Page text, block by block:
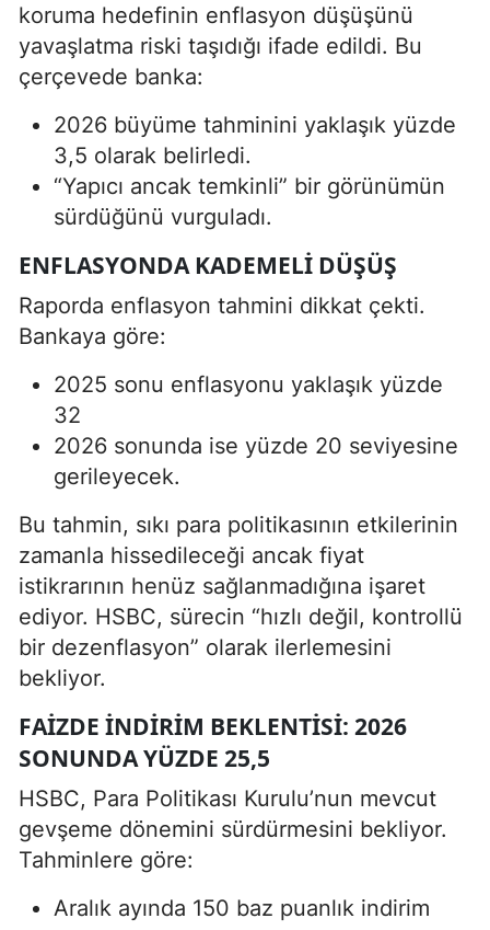
koruma hedefinin enflasyon düşüşünü
yavaşlatma riski taşıdığı ifade edildi. Bu
çerçevede banka:
2026 büyüme tahminini yaklaşık yüzde
3,5 olarak belirledi.
“Yapıcı ancak temkinli” bir görünümün
sürdüğünü vurguladı.
ENFLASYONDA KADEMELI DÜŞÜŞ
Raporda enflasyon tahmini dikkat çekti.
Bankaya göre:
2025 sonu enflasyonu yaklaşık yüzde
32
2026 sonunda ise yüzde 20 seviyesine
gerileyecek.
Bu tahmin, sıkı para politikasının etkilerinin
zamanla hissedileceği ancak fiyat
istikrarının henüz sağlanmadığına işaret
ediyor. HSBC, sürecin “hızlı değil, kontrollü
bir dezenflasyon” olarak ilerlemesini
bekliyor.
FAIZDE İNDIRIM BEKLENTISI: 2026
SONUNDA YÜZDE 25,5
HSBC, Para Politikası Kurulu’nun mevcut
gevşeme dönemini sürdürmesini bekliyor.
Tahminlere göre:
Aralık ayında 150 baz puanlık indirim